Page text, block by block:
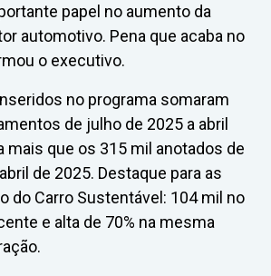
papel no aumento da
automotivo. Pena que acaba no
o executivo.
no programa somaram
de julho de 2025 a abril
mais que os 315 mil anotados de
de 2025. Destaque para as
do Carro Sustentável: 104 mil no
e alta de 70% na mesma